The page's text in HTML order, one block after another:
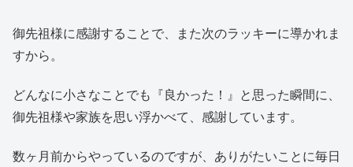
御先祖様に感謝することで、また次のラッキーに導かれま
すから。
どんなに小さなことでも『良かった！』と思った瞬間に、
御先祖様や家族を思い浮かべて、感謝しています。
数ヶ月前からやっているのですが、ありがたいことに毎日